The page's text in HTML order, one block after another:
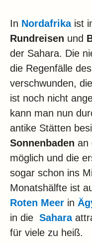
In Nordafrikaist
Rundreisen und
der Sahara. Die
die Regenfälle
verschwunden,
ist noch nicht
kann man nun
antike Stätten
Sonnenbaden an
möglich und die
sogar schon ins
Monatshälfte ist
Roten Meer in
in die Sahara
für viele zu heiß.